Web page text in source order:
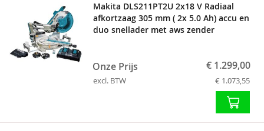
Makita DLS211PT2U 2x18 V Radiaal
afkortzaag 305 mm ( 2x 5.0 Ah) accu en
duo snellader met aws zender
Onze Prijs € 1.299,00
excl. BTW € 1.073,55